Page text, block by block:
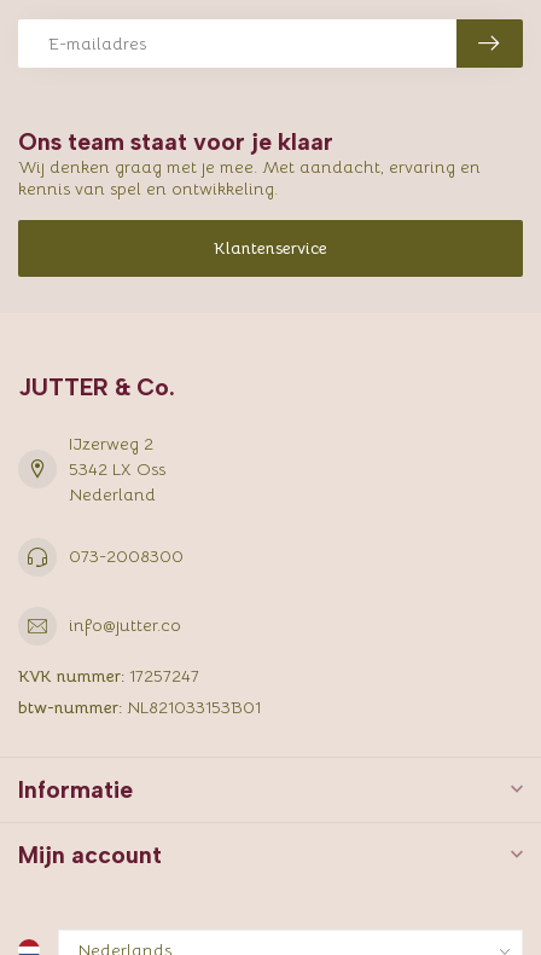
Ons team staat voor je klaar
Wij denken graag met je mee. Met aandacht, ervaring en
kennis van spel en ontwikkeling.
Klantenservice
JUTTER & Co.
IJzerweg 2
5342 LX Oss
Nederland
073-2008300
info@jutter.co
KVK nummer: 17257247
btw-nummer: NL821033153B01
Informatie
Mijn account